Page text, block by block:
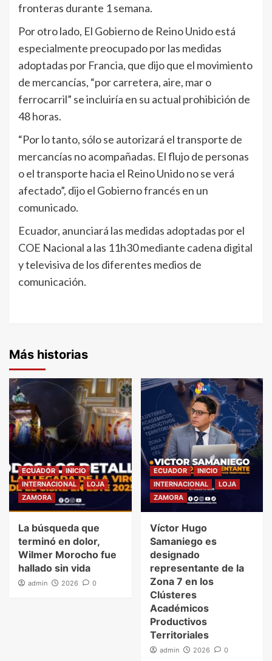
fronteras durante 1 semana.
Por otro lado, El Gobierno de Reino Unido está
especialmente preocupado por las medidas
adoptadas por Francia, que dijo que el movimiento
de mercancías, “por carretera, aire, mar o
ferrocarril” se incluiría en su actual prohibición de
48 horas.
“Por lo tanto, sólo se autorizará el transporte de
mercancías no acompañadas. El flujo de personas
o el transporte hacia el Reino Unido no se verá
afectado”, dijo el Gobierno francés en un
comunicado.
Ecuador, anunciará las medidas adoptadas por el
COE Nacional a las 11h30 mediante cadena digital
y televisiva de los diferentes medios de
comunicación.
Más historias
ECUADOR
INICIO
INTERNACIONAL
LOJA
ZAMORA
La búsqueda que
terminó en dolor,
Wilmer Morocho fue
hallado sin vida
admin 2026 0
ECUADOR
INICIO
INTERNACIONAL
LOJA
ZAMORA
Víctor Hugo
Samaniego es
designado
representante de la
Zona 7 en los
Clústeres
Académicos
Productivos
Territoriales
admin 2026 0